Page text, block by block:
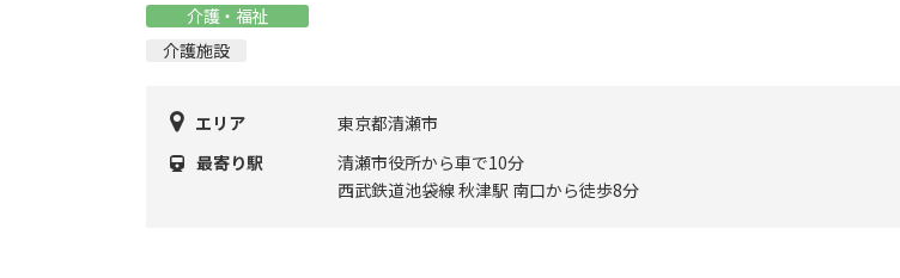
介護・福祉
介護施設
エリア
東京都清瀬市
最寄り駅
清瀬市役所から車で10分
西武鉄道池袋線 秋津駅 南口から徒歩8分